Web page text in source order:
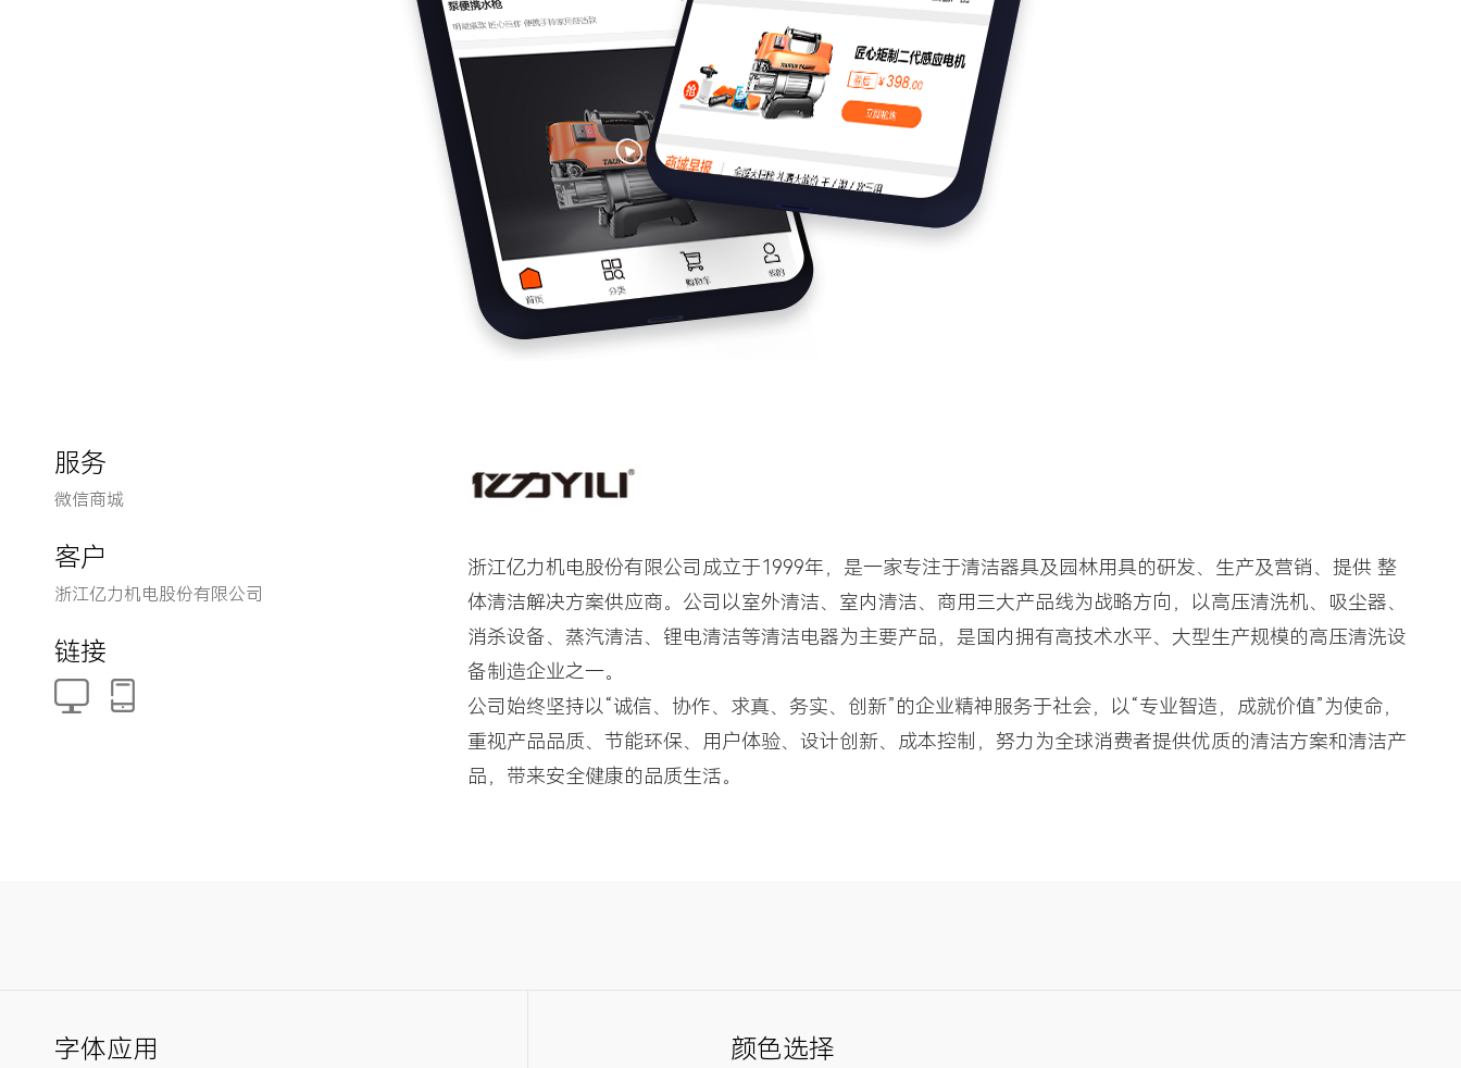
服务
微信商城
客户
浙江亿力机电股份有限公司
链接
浙江亿力机电股份有限公司成立于1999年，是一家专注于清洁器具及园林用具的研发、生产及营销、提供 整
体清洁解决方案供应商。公司以室外清洁、室内清洁、商用三大产品线为战略方向，以高压清洗机、吸尘器、
消杀设备、蒸汽清洁、锂电清洁等清洁电器为主要产品，是国内拥有高技术水平、大型生产规模的高压清洗设
备制造企业之一。
公司始终坚持以“诚信、协作、求真、务实、创新”的企业精神服务于社会，以“专业智造，成就价值”为使命，
重视产品品质、节能环保、用户体验、设计创新、成本控制，努力为全球消费者提供优质的清洁方案和清洁产
品，带来安全健康的品质生活。
字体应用 颜色选择